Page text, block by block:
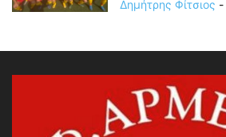
Δημήτρης Φίτσιος -